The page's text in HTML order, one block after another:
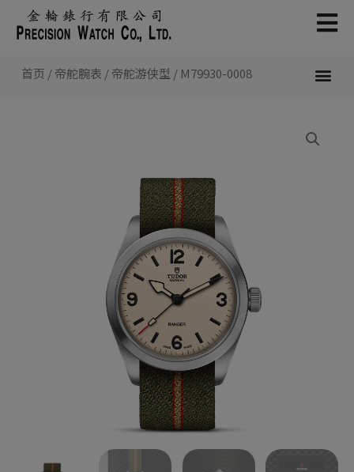
首页 /帝舵腕表 /帝舵游侠型 / M79930-0008